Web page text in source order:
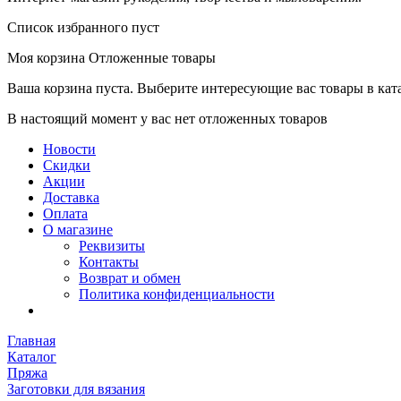
Список избранного пуст
Моя корзина Отложенные товары
Ваша корзина пуста. Выберите интересующие вас товары в
В настоящий момент у вас нет отложенных товаров
Новости
Скидки
Акции
Доставка
Оплата
О магазине
Реквизиты
Контакты
Возврат и обмен
Политика конфиденциальности
Главная
Каталог
Пряжа
Заготовки для вязания